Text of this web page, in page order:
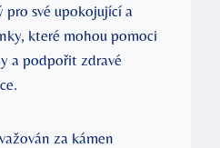
pro své upokojující a
které mohou pomoci
a podpořit zdravé
za kámen